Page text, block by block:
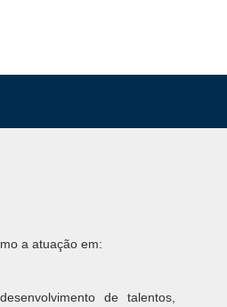
a atuação em:
de talentos,